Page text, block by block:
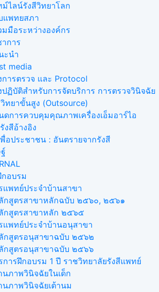
ม์ไลน์รังสีวิทยาโลก
แพทยสภา
มือระหว่างองค์กร
การ
ะนำ
media
ารตรวจ และ Protocol
ปฏิบัติสำหรับการจัดบริการ การตรวจวินิจฉัย
ทยาขั้นสูง (Outsource)
ดการควบคุมคุณภาพเครื่องเอ็มอาร์ไอ
สีอ้างอิง
อประชาชน : อันตรายจากรังสี
อบรม
แพทย์ประจำบ้านสาขา
กสูตรสาขาหลักฉบับ ๒๕๖๐, ๒๕๖๑
กสูตรสาขาหลัก ๒๕๖๕
แพทย์ประจำบ้านอนุสาขา
กสูตรอนุสาขาฉบับ ๒๕๖๒
กสูตรอนุสาขาฉบับ ๒๕๖๖
ารฝึกอบรม 1 ปี ราชวิทยาลัยรังสีแพทย์
นภาพวินิจฉัยในเด็ก
นภาพวินิจฉัยเต้านม